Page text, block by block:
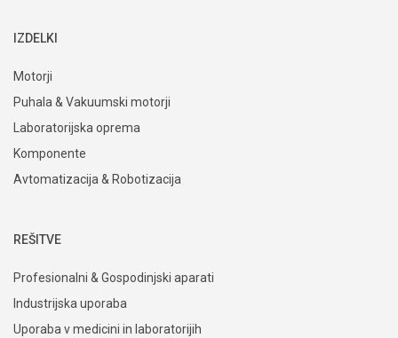
IZDELKI
Motorji
Puhala & Vakuumski motorji
Laboratorijska oprema
Komponente
Avtomatizacija & Robotizacija
REŠITVE
Profesionalni & Gospodinjski aparati
Industrijska uporaba
Uporaba v medicini in laboratorijih